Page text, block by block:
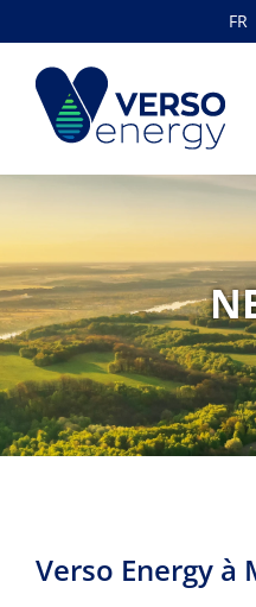
to
content
FR
Verso Energy à